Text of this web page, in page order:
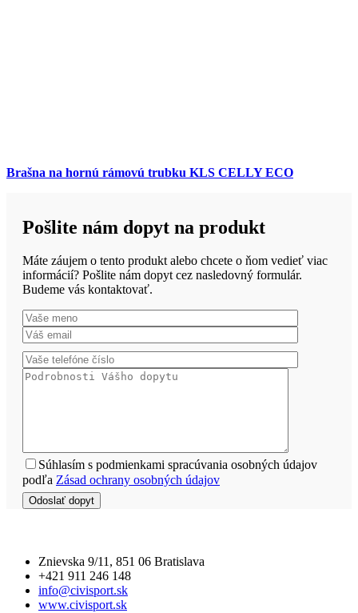
Brašna na hornú rámovú trubku KLS CELLY ECO
Pošlite nám dopyt na produkt
Máte záujem o tento produkt alebo chcete o ňom vedieť viac
informácií? Pošlite nám dopyt cez nasledovný formulár.
Budeme vás kontaktovať.
Súhlasím s podmienkami spracúvania osobných údajov
podľa Zásad ochrany osobných údajov
Znievska 9/11, 851 06 Bratislava
+421 911 246 148
info@civisport.sk
www.civisport.sk